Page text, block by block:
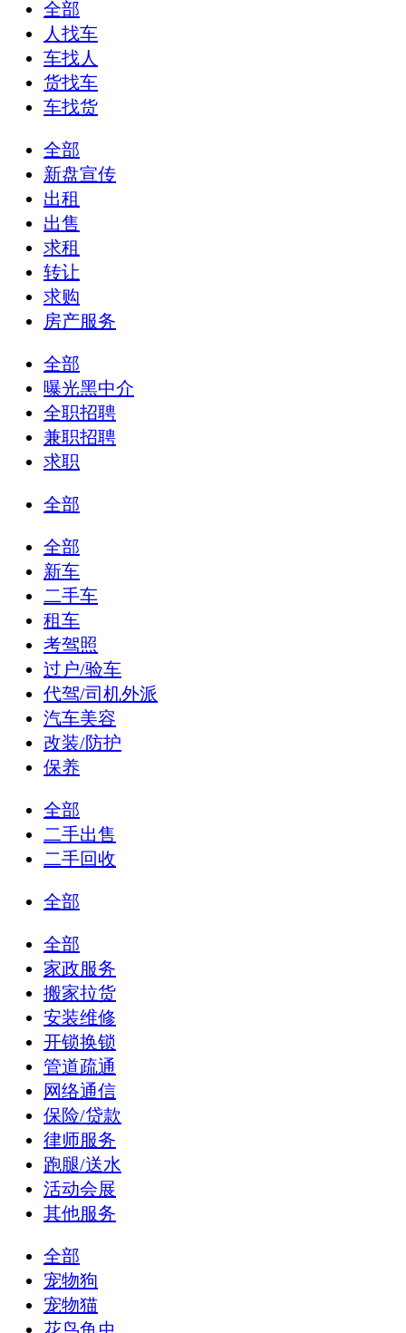
全部
人找车
车找人
货找车
车找货
全部
新盘宣传
出租
出售
求租
转让
求购
房产服务
全部
曝光黑中介
全职招聘
兼职招聘
求职
全部
全部
新车
二手车
租车
考驾照
过户/验车
代驾/司机外派
汽车美容
改装/防护
保养
全部
二手出售
二手回收
全部
全部
家政服务
搬家拉货
安装维修
开锁换锁
管道疏通
网络通信
保险/贷款
律师服务
跑腿/送水
活动会展
其他服务
全部
宠物狗
宠物猫